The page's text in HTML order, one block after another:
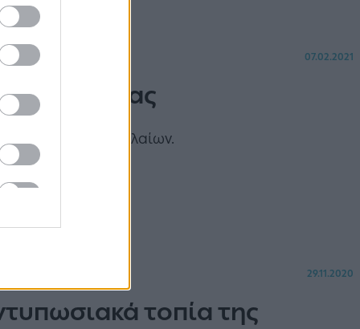
07.02.2021
της Ελλάδας
ελληνικών σπηλαίων.
29.11.2020
τοπία της